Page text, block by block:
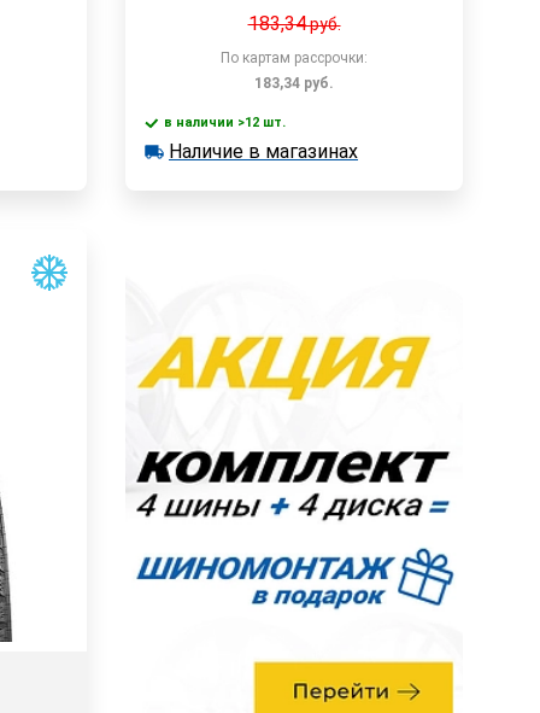
183,34руб.
По картам рассрочки:
183,34 руб.
В корзину
в наличии >12 шт.
в наличии >12 шт.
Наличие в магазинах